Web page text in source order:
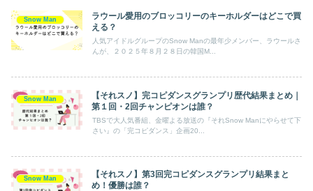
Snow Man
ラウール愛用のブロッコリーのキーホルダーはどこで買
える？
人気アイドルグループのSnow Manの最年少メンバー、ラウールさ
んが、２０２５年８月２８日の韓国M...
Snow Man
【それスノ】完コピダンスグランプリ歴代結果まとめ｜
第１回・2回チャンピオンは誰？
TBSで大人気番組、金曜よる放送の『それSnow Manにやらせて下
さい』の「完コピダンス」企画20...
Snow Man
【それスノ】第3回完コピダンスグランプリ結果まと
め！優勝は誰？